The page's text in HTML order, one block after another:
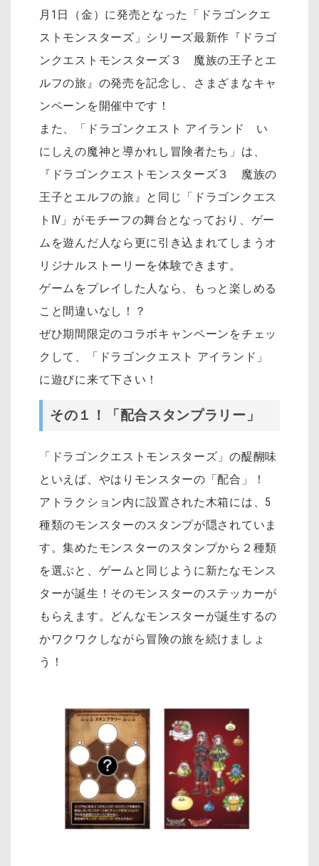
月1日（金）に発売となった「ドラゴンクエ
ストモンスターズ」シリーズ最新作『ドラゴ
ンクエストモンスターズ３ 魔族の王子とエ
ルフの旅』の発売を記念し、さまざまなキャ
ンペーンを開催中です！
また、「ドラゴンクエスト アイランド い
にしえの魔神と導かれし冒険者たち」は、
『ドラゴンクエストモンスターズ３ 魔族の
王子とエルフの旅』と同じ「ドラゴンクエス
トⅣ」がモチーフの舞台となっており、ゲー
ムを遊んだ人なら更に引き込まれてしまうオ
リジナルストーリーを体験できます。
ゲームをプレイした人なら、もっと楽しめる
こと間違いなし！？
ぜひ期間限定のコラボキャンペーンをチェッ
クして、「ドラゴンクエスト アイランド」
に遊びに来て下さい！
その１！「配合スタンプラリー」
「ドラゴンクエストモンスターズ」の醍醐味
といえば、やはりモンスターの「配合」！
アトラクション内に設置された木箱には、5
種類のモンスターのスタンプが隠されていま
す。集めたモンスターのスタンプから２種類
を選ぶと、ゲームと同じように新たなモンス
ターが誕生！そのモンスターのステッカーが
もらえます。どんなモンスターが誕生するの
かワクワクしながら冒険の旅を続けましょ
う！